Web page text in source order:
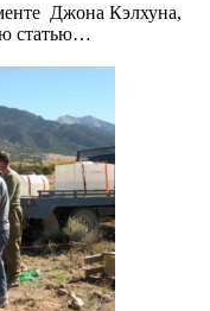
Джона Кэлхуна,
статью…